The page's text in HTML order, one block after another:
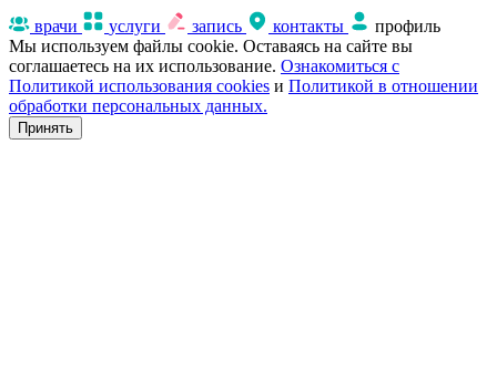
врачи услуги запись контакты
профиль
Мы используем файлы cookie. Оставаясь на сайте вы
соглашаетесь на их использование. Ознакомиться с
Политикой использования cookies и Политикой в отношении
обработки персональных данных.
Принять